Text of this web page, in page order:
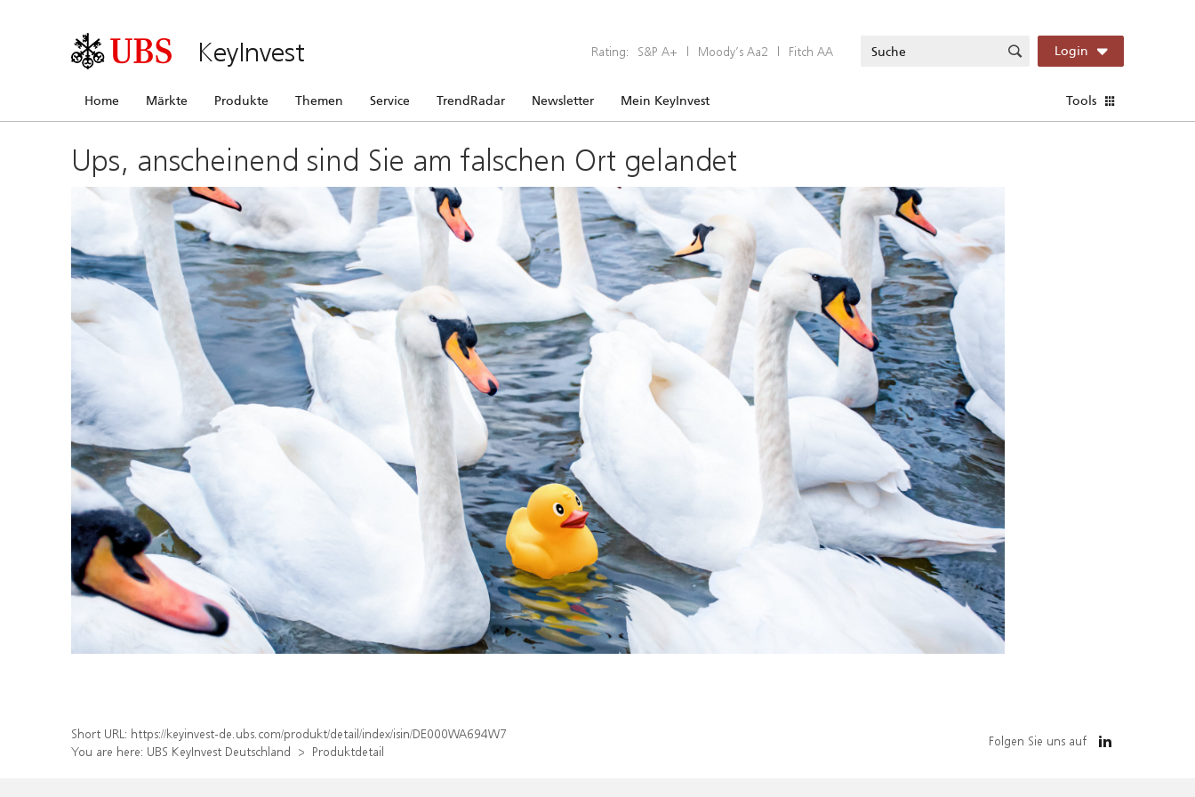
KeyInvest Rating: S&P A+ | Moody’s Aa2 | Fitch AA Login
Home Märkte Produkte Themen Service TrendRadar Newsletter Mein KeyInvest Tools
Ups, anscheinend sind Sie am falschen Ort gelandet
Short URL: https://keyinvest-de.ubs.com/produkt/detail/index/isin/DE000WA694W7
You are here: UBS KeyInvest Deutschland Produktdetail
Folgen Sie uns auf